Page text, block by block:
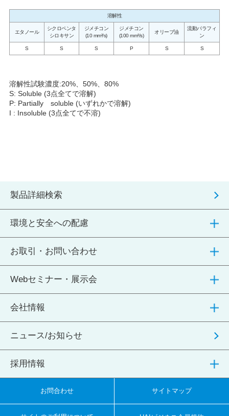
溶解性
エタノール
シクロペンタ
シロキサン
ジメチコン
(10 mm²/s)
ジメチコン
(100 mm²/s)
オリーブ油
流動パラフィ
ン
S S S P S S
溶解性試験濃度:20%、50%、80%
S: Soluble (3点全てで溶解)
P: Partially soluble (いずれかで溶解)
I : Insoluble (3点全てで不溶)
製品詳細検索
環境と安全への配慮
お取引・お問い合わせ
Webセミナー・展示会
会社情報
ニュース/お知らせ
採用情報
お問合わせ サイトマップ